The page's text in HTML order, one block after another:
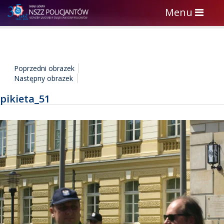
Toggle
navigation
Menu
Poprzedni obrazek
Następny obrazek
pikieta_51